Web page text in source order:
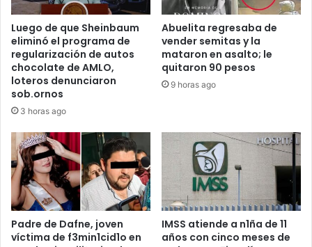
Luego de que Sheinbaum
eliminó el programa de
regularización de autos
chocolate de AMLO,
loteros denunciaron
sob.ornos
3 horas ago
Abuelita regresaba de
vender semitas y la
mataron en asalto; le
quitaron 90 pesos
9 horas ago
Padre de Dafne, joven
víctima de f3min1cid1o en
IMSS atiende a n1ña de 11
años con cinco meses de